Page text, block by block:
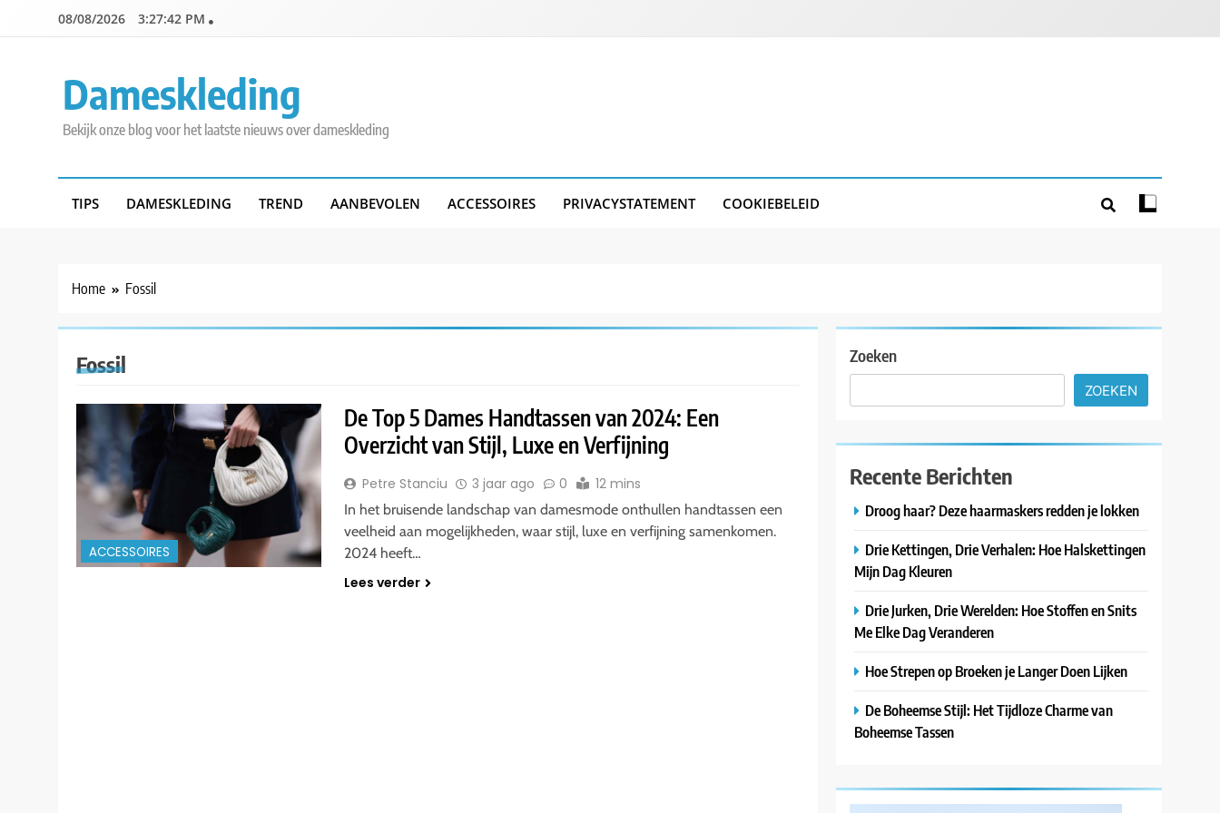
08/08/2026 3:27:42 PM
Dameskleding
Bekijk onze blog voor het laatste nieuws over dameskleding
TIPS DAMESKLEDING TREND AANBEVOLEN ACCESSOIRES PRIVACYSTATEMENT COOKIEBELEID
Home Fossil
Fossil
ACCESSOIRES
De Top 5 Dames Handtassen van 2024: Een
Overzicht van Stijl, Luxe en Verfijning
Petre Stanciu 3 jaar ago 0 12 mins
In het bruisende landschap van damesmode onthullen handtassen een
veelheid aan mogelijkheden, waar stijl, luxe en verfijning samenkomen.
2024 heeft…
Lees verder
Zoeken
ZOEKEN
Recente Berichten
Droog haar? Deze haarmaskers redden je lokken
Drie Kettingen, Drie Verhalen: Hoe Halskettingen
Mijn Dag Kleuren
Drie Jurken, Drie Werelden: Hoe Stoffen en Snits
Me Elke Dag Veranderen
Hoe Strepen op Broeken je Langer Doen Lijken
De Boheemse Stijl: Het Tijdloze Charme van
Boheemse Tassen